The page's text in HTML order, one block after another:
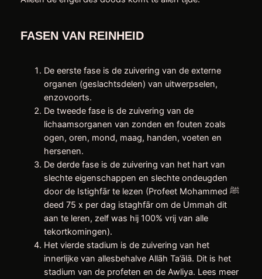
FASEN VAN REINHEID
De eerste fase is de zuivering van de externe
organen (geslachtsdelen) van uitwerpselen,
enzovoorts.
De tweede fase is de zuivering van de
lichaamsorganen van zonden en fouten zoals
ogen, oren, mond, maag, handen, voeten en
hersenen.
De derde fase is de zuivering van het hart van
slechte eigenschappen en slechte ondeugden
door de Istighfār te lezen (Profeet Mohammed ﷺ
deed 75 x per dag istaghfār om de Ummah dit
aan te leren, zelf was hij 100% vrij van alle
tekortkomingen).
Het vierde stadium is de zuivering van het
innerlijke van allesbehalve Allāh Ta’ālā. Dit is het
stadium van de profeten en de Awliya. Lees meer